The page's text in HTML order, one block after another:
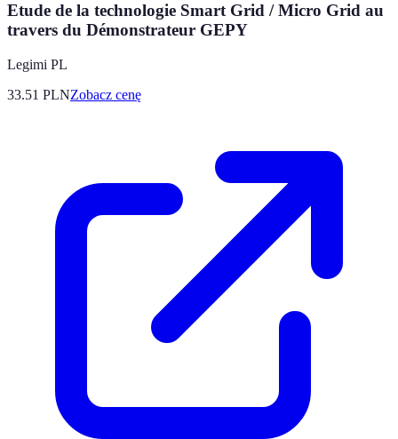
Etude de la technologie Smart Grid / Micro Grid au
travers du Démonstrateur GEPY
Legimi PL
33.51 PLNZobacz cenę